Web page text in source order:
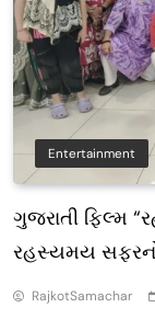
Entertainment
ગુજરાતી ફિલ્મ
રહસ્યમય
RajkotSamachar